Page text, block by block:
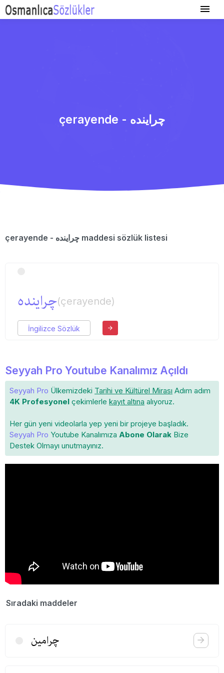
çerayende - چراینده
çerayende - چراینده maddesi sözlük listesi
چراینده(çerayende)
İngilizce Sözlük
Seyyah Pro Youtube Kanalımız Açıldı
Seyyah Pro Ülkemizdeki Tarihi ve Kültürel Mirası Adım adım
4K Profesyonel çekimlerle kayıt altına alıyoruz.
Her gün yeni videolarla yep yeni bir projeye başladık.
Seyyah Pro Youtube Kanalımıza Abone Olarak Bize
Destek Olmayı unutmayınız.
Sıradaki maddeler
چرامین